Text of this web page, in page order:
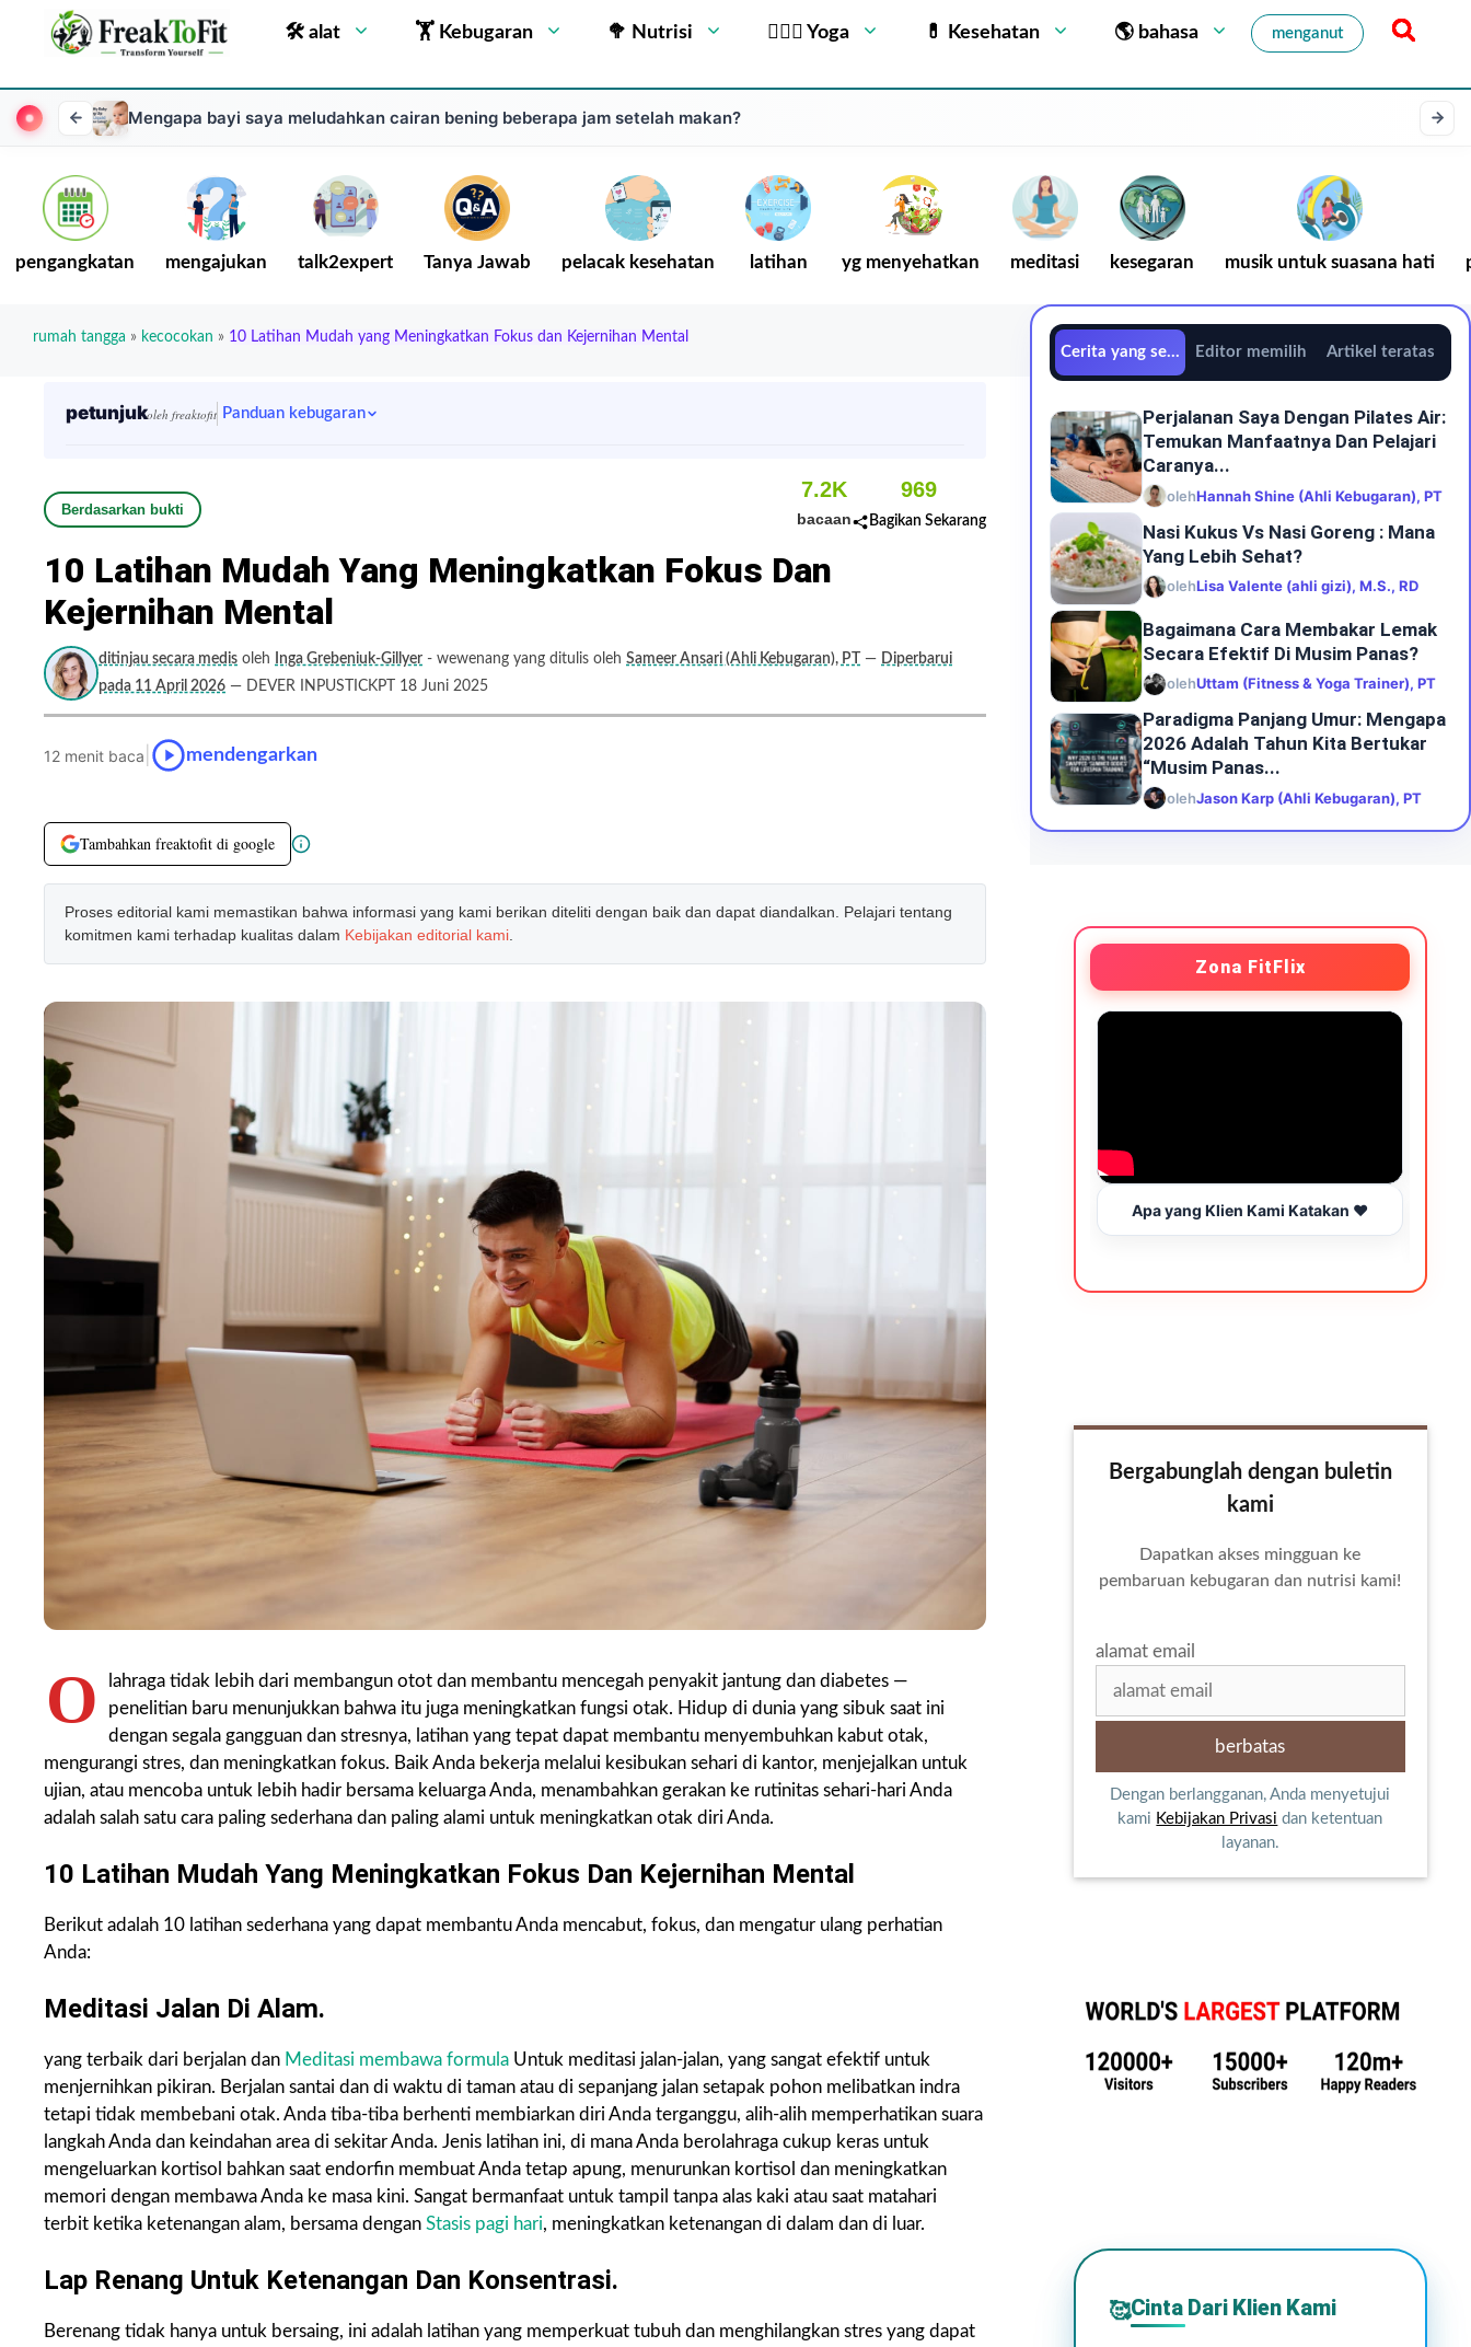
🛠 alat 🏋 Kebugaran 🥦 Nutrisi 🧘🏻‍♂️ Yoga 💊 Kesehatan 🌎 bahasa menganut
Mengapa bayi saya meludahkan cairan bening beberapa jam setelah makan?
pengangkatan mengajukan talk2expert Tanya Jawab pelacak kesehatan latihan yg menyehatkan meditasi kesegaran musik untuk suasana hati
rumah tangga » kecocokan » 10 Latihan Mudah yang Meningkatkan Fokus dan Kejernihan Mental
petunjukoleh freaktofit Panduan kebugaran
Berdasarkan bukti
7.2K
bacaan
969
Bagikan Sekarang
10 Latihan Mudah Yang Meningkatkan Fokus Dan
Kejernihan Mental
ditinjau secara medis oleh Inga Grebeniuk-Gillyer - wewenang yang ditulis oleh Sameer Ansari (Ahli Kebugaran), PT — Diperbarui
pada 11 April 2026 — DEVER INPUSTICKPT 18 Juni 2025
12 menit baca mendengarkan
Tambahkan freaktofit di google
Proses editorial kami memastikan bahwa informasi yang kami berikan diteliti dengan baik dan dapat diandalkan. Pelajari tentang
komitmen kami terhadap kualitas dalam Kebijakan editorial kami
O
lahraga tidak lebih dari membangun otot dan membantu mencegah penyakit jantung dan diabetes —
penelitian baru menunjukkan bahwa itu juga meningkatkan fungsi otak. Hidup di dunia yang sibuk saat ini
dengan segala gangguan dan stresnya, latihan yang tepat dapat membantu menyembuhkan kabut otak,
mengurangi stres, dan meningkatkan fokus. Baik Anda bekerja melalui kesibukan sehari di kantor, menjejalkan untuk
ujian, atau mencoba untuk lebih hadir bersama keluarga Anda, menambahkan gerakan ke rutinitas sehari-hari Anda
adalah salah satu cara paling sederhana dan paling alami untuk meningkatkan otak diri Anda.
10 Latihan Mudah Yang Meningkatkan Fokus Dan Kejernihan Mental
Berikut adalah 10 latihan sederhana yang dapat membantu Anda mencabut, fokus, dan mengatur ulang perhatian
Anda:
Meditasi Jalan Di Alam.
yang terbaik dari berjalan dan Meditasi membawa formula Untuk meditasi jalan-jalan, yang sangat efektif untuk
menjernihkan pikiran. Berjalan santai dan di waktu di taman atau di sepanjang jalan setapak pohon melibatkan indra
tetapi tidak membebani otak. Anda tiba-tiba berhenti membiarkan diri Anda terganggu, alih-alih memperhatikan suara
langkah Anda dan keindahan area di sekitar Anda. Jenis latihan ini, di mana Anda berolahraga cukup keras untuk
mengeluarkan kortisol bahkan saat endorfin membuat Anda tetap apung, menurunkan kortisol dan meningkatkan
memori dengan membawa Anda ke masa kini. Sangat bermanfaat untuk tampil tanpa alas kaki atau saat matahari
terbit ketika ketenangan alam, bersama dengan Stasis pagi hari, meningkatkan ketenangan di dalam dan di luar.
Lap Renang Untuk Ketenangan Dan Konsentrasi.
Berenang tidak hanya untuk bersaing, ini adalah latihan yang memperkuat tubuh dan menghilangkan stres yang dapat
Cerita yang sedang trenEditor memilih Artikel teratas
Perjalanan Saya Dengan Pilates Air:
Temukan Manfaatnya Dan Pelajari
Caranya...
olehHannah Shine (Ahli Kebugaran), PT
Nasi Kukus Vs Nasi Goreng : Mana
Yang Lebih Sehat?
olehLisa Valente (ahli gizi), M.S., RD
Bagaimana Cara Membakar Lemak
Secara Efektif Di Musim Panas?
olehUttam (Fitness & Yoga Trainer), PT
Paradigma Panjang Umur: Mengapa
2026 Adalah Tahun Kita Bertukar
“Musim Panas...
olehJason Karp (Ahli Kebugaran), PT
Zona FitFlix
Apa yang Klien Kami Katakan ❤️
Bergabunglah dengan buletin
kami
Dapatkan akses mingguan ke
pembaruan kebugaran dan nutrisi kami!
alamat email
Dengan berlangganan, Anda menyetujui
kami Kebijakan Privasi dan ketentuan
layanan.
🥰Cinta Dari Klien Kami